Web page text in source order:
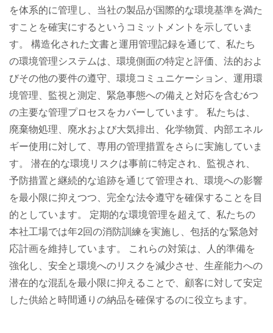
を体系的に管理し、当社の製品が国際的な環境基準を満た
すことを確実にするというコミットメントを示していま
す。 構造化された文書と運用管理記録を通じて、私たち
の環境管理システムは、環境側面の特定と評価、法的およ
びその他の要件の遵守、環境コミュニケーション、運用環
境管理、監視と測定、緊急事態への備えと対応を含む6つ
の主要な管理プロセスをカバーしています。 私たちは、
廃棄物処理、廃水および大気排出、化学物質、内部エネル
ギー使用に対して、専用の管理措置をさらに実施していま
す。 潜在的な環境リスクは事前に特定され、監視され、
予防措置と継続的な追跡を通じて管理され、環境への影響
を最小限に抑えつつ、完全な法令遵守を確保することを目
的としています。 定期的な環境管理を超えて、私たちの
本社工場では年2回の消防訓練を実施し、包括的な緊急対
応計画を維持しています。 これらの対策は、人的準備を
強化し、安全と環境へのリスクを減少させ、生産能力への
潜在的な混乱を最小限に抑えることで、顧客に対して安定
した供給と時間通りの納品を確保するのに役立ちます。